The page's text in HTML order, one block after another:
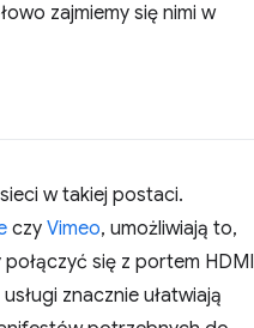
zajmiemy się nimi w
w takiej postaci.
czy Vimeo, umożliwiają to,
się z portem HDMI
znacznie ułatwiają